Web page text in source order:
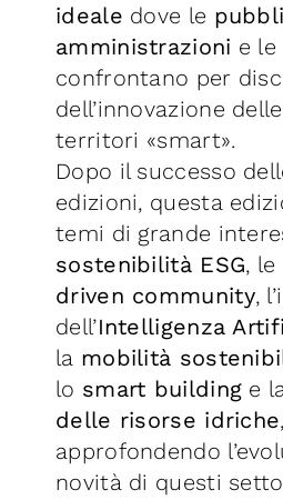
ideale dove le
amministrazioni e le
confrontano per
dell’innovazione
territori «smart».
Dopo il successo
edizioni, questa
temi di grande
sostenibilità ESG, le
driven community,
dell’Intelligenza
la mobilità
lo smart building e la
delle risorse idriche,
approfondendo
novità di questi